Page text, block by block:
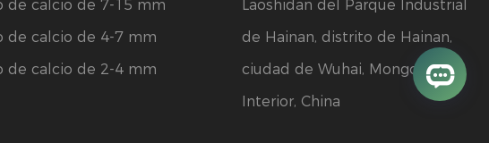
de calcio de 7-15 mm
de calcio de 4-7 mm
de calcio de 2-4 mm
Laoshidan del Parque Industrial
de Hainan, distrito de Hainan,
ciudad de Wuhai, Mongolia
Interior, China